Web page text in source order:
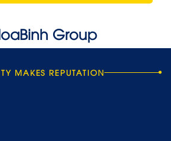
MAKES REPUTATION